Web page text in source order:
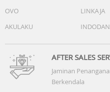
OVO
LINKAJA
AKULAKU
AFTER SALES
Jaminan
Berkendala